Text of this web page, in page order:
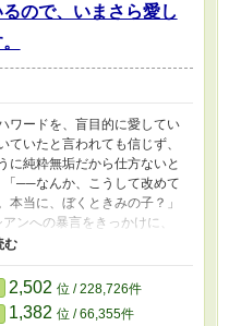
ので、いまさら愛し
ワードを、盲目的に愛してい
いたと言われても信じず、
に純粋無垢だから仕方ないと
──なんか、こうして改めて
本当に、ぼくときみの子？」
ンへの暴言をきっかけに、
の中で確かに崩れていく音が
2,502 位 / 228,726件
1,382 位 / 66,355件